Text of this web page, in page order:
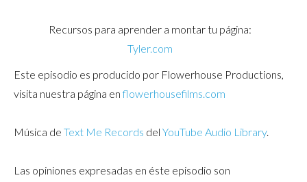
Recursos para aprender a montar tu página:
Tyler.com
Este episodio es producido por Flowerhouse Productions,
visita nuestra página enflowerhousefilms.com
Música de Text Me Records del YouTube Audio Library.
Las opiniones expresadas en éste episodio son